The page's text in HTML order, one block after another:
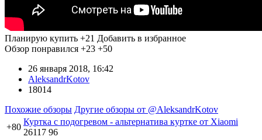
Планирую купить +21 Добавить в избранное
Обзор понравился +23 +50
26 января 2018, 16:42
AleksandrKotov
18014
Похожие обзоры Другие обзоры от @AleksandrKotov
+80
Куртка с подогревом - альтернатива куртке от Xiaomi
26117 96